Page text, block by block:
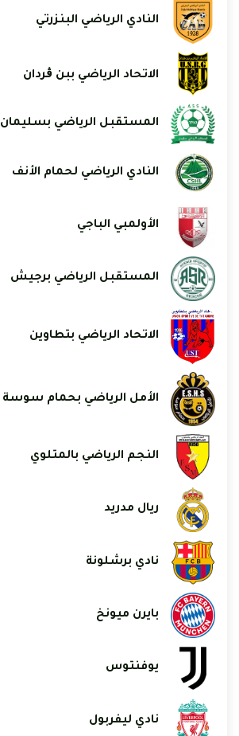
النادي الرياضي البنزرتي
الاتحاد الرياضي ببن ڨردان
المستقبل الرياضي بسليمان
النادي الرياضي لحمام الأنف
الأولمبي الباجي
المستقبل الرياضي برجيش
الاتحاد الرياضي بتطاوين
الأمل الرياضي بحمام سوسة
النجم الرياضي بالمتلوي
ريال مدريد
نادي برشلونة
بايرن ميونخ
يوفنتوس
نادي ليفربول